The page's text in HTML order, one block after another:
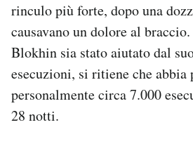
rinculo più forte, dopo una
causavano un dolore al
Blokhin sia stato aiutato dal
esecuzioni, si ritiene che abbia
personalmente circa 7.000
28 notti.